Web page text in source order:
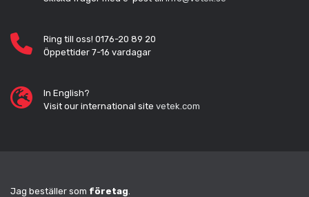
Ring till oss! 0176-20 89 20
Öppettider 7-16 vardagar
In English?
Visit our international site vetek.com
Jag beställer som företag